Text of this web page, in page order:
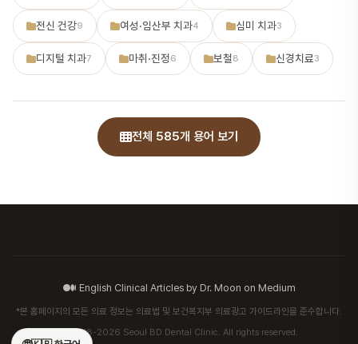
전신 건강9 여성·임산부 치과4 심미 치과3
디지털 치과7 마취·진정6 보철 8 신경치료3
전체 585개 용어 보기
English Clinical Articles by Dr. Moon on Medium
*본 홈페이지의 모든 의료 정보는 의료법 및 보건복지부 의료광고 가이드라인을 준수합니다.
© 2018-2026 Seoul BD Dental Clinic. All rights reserved.